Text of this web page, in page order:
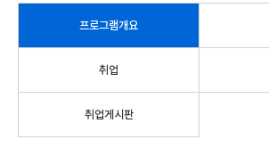
프로그램개요
취업
취업게시판